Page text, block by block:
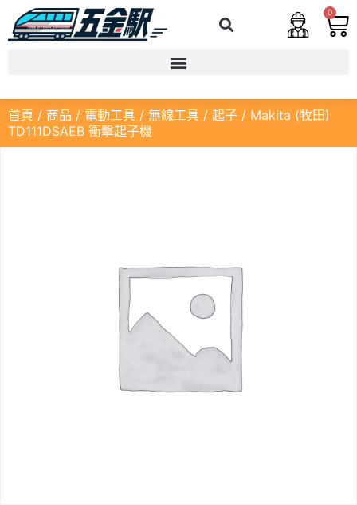
0
首頁 / 商品 / 電動工具 / 無線工具 / 起子 / Makita (牧田)
TD111DSAEB 衝擊起子機